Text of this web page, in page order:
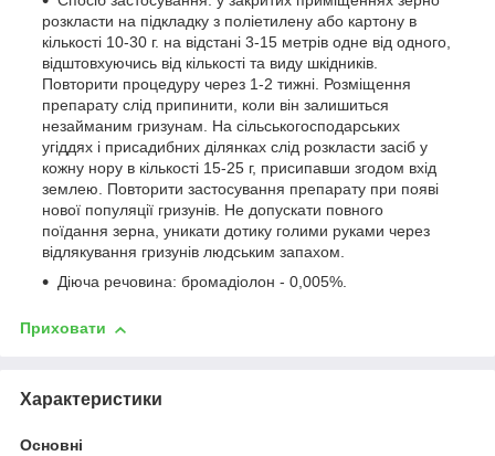
розкласти на підкладку з поліетилену або картону в
кількості 10-30 г. на відстані 3-15 метрів одне від одного,
відштовхуючись від кількості та виду шкідників.
Повторити процедуру через 1-2 тижні. Розміщення
препарату слід припинити, коли він залишиться
незайманим гризунам. На сільськогосподарських
угіддях і присадибних ділянках слід розкласти засіб у
кожну нору в кількості 15-25 г, присипавши згодом вхід
землею. Повторити застосування препарату при появі
нової популяції гризунів. Не допускати повного
поїдання зерна, уникати дотику голими руками через
відлякування гризунів людським запахом.
Діюча речовина: бромадіолон - 0,005%.
Приховати
Характеристики
Основні